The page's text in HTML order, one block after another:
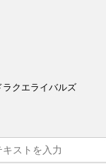
ラクエライバルズ